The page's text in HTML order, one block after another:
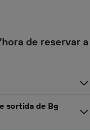
de reservar a
sortida de Bg